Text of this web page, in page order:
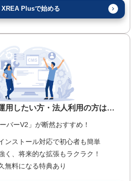
XREA Plusで始める
用したい方・法人利用の方は…
バーV2」が断然おすすめ！
ンストール対応で初心者も簡単
く、将来的な拡張もラクラク！
無料になる特典あり